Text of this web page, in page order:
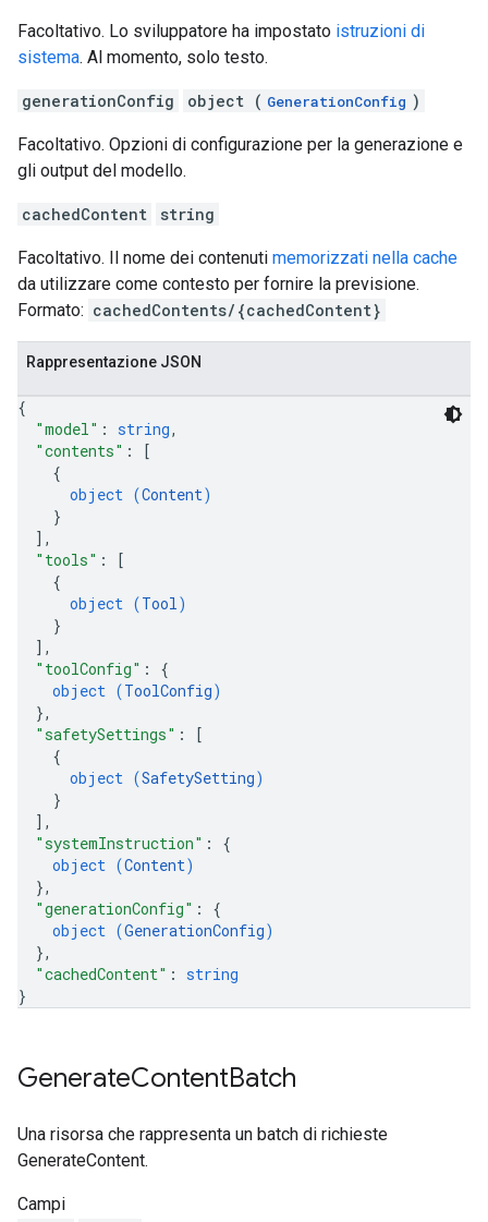
Facoltativo. Lo sviluppatore ha impostato istruzioni di
sistema. Al momento, solo testo.
generationConfig object ( GenerationConfig )
Facoltativo. Opzioni di configurazione per la generazione e
gli output del modello.
cachedContent string
Facoltativo. Il nome dei contenuti memorizzati nella cache
da utilizzare come contesto per fornire la previsione.
Formato: cachedContents/{cachedContent}
Rappresentazione JSON
{
"model" : string,
"contents" :
[
{
object (Content)
}
] ,
"tools" :
[
{
object (Tool)
}
] ,
"toolConfig" : {
object (ToolConfig)
},
"safetySettings" :
[
{
object (SafetySetting)
}
] ,
"systemInstruction" : {
object (Content)
},
"generationConfig" : {
object (GenerationConfig)
},
"cachedContent" : string
}
GenerateContentBatch
Una risorsa che rappresenta un batch di richieste
GenerateContent.
Campi